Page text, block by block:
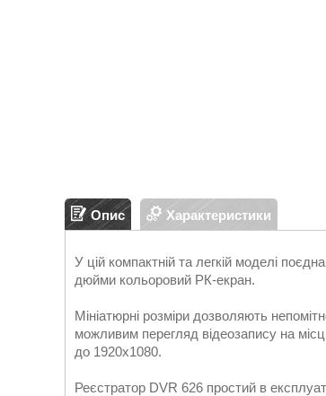
Опис Характеристики
У цій компактній та легкій моделі
дюйми кольоровий РК-екран.
Мініатюрні розміри дозволяють
можливим перегляд відеозапису на
до 1920х1080.
Реєстратор DVR 626 простий в